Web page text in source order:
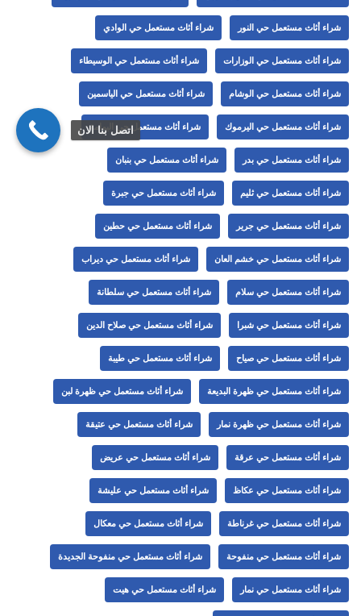
شراء أثاث مستعمل حي النور شراء أثاث مستعمل حي الوادي
شراء أثاث مستعمل حي الوزارات شراء أثاث مستعمل حي الوسيطاء
شراء أثاث مستعمل حي الوشام شراء أثاث مستعمل حي الياسمين
شراء أثاث مستعمل حي اليرموك شراء أثاث مستعمل حي اليمامة
شراء أثاث مستعمل حي بدر شراء أثاث مستعمل حي بنبان
شراء أثاث مستعمل حي ثليم شراء أثاث مستعمل حي جبرة
شراء أثاث مستعمل حي جرير شراء أثاث مستعمل حي حطين
شراء أثاث مستعمل حي خشم العان شراء أثاث مستعمل حي ديراب
شراء أثاث مستعمل حي سلام شراء أثاث مستعمل حي سلطانة
شراء أثاث مستعمل حي شبرا شراء أثاث مستعمل حي صلاح الدين
شراء أثاث مستعمل حي صياح شراء أثاث مستعمل حي طيبة
شراء أثاث مستعمل حي ظهرة البديعة شراء أثاث مستعمل حي ظهرة لبن
شراء أثاث مستعمل حي ظهرة نمار شراء أثاث مستعمل حي عتيقة
شراء أثاث مستعمل حي عرقة شراء أثاث مستعمل حي عريض
شراء أثاث مستعمل حي عكاظ شراء أثاث مستعمل حي عليشة
شراء أثاث مستعمل حي غرناطة شراء أثاث مستعمل حي معكال
شراء أثاث مستعمل حي منفوحة شراء أثاث مستعمل حي منفوحة الجديدة
شراء أثاث مستعمل حي نمار شراء أثاث مستعمل حي هيت
اتصل بنا الان